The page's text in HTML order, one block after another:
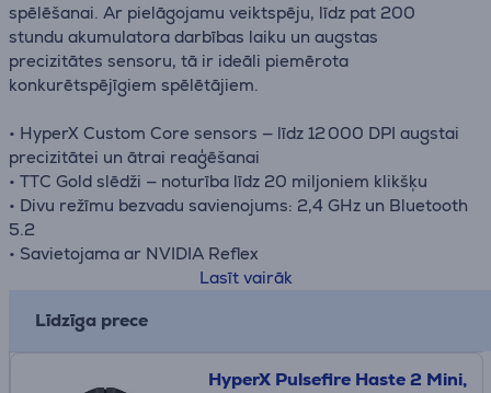
spēlēšanai. Ar pielāgojamu veiktspēju, līdz pat 200
stundu akumulatora darbības laiku un augstas
precizitātes sensoru, tā ir ideāli piemērota
konkurētspējīgiem spēlētājiem.
• HyperX Custom Core sensors — līdz 12 000 DPI augstai
precizitātei un ātrai reaģēšanai
• TTC Gold slēdži — noturība līdz 20 miljoniem klikšķu
• Divu režīmu bezvadu savienojums: 2,4 GHz un Bluetooth
5.2
• Savietojama ar NVIDIA Reflex
• Pilnībā pielāgojama ar HyperX NGENUITY
Lasīt vairāk
Līdzīga prece
HyperX Pulsefire Haste 2 Mini,